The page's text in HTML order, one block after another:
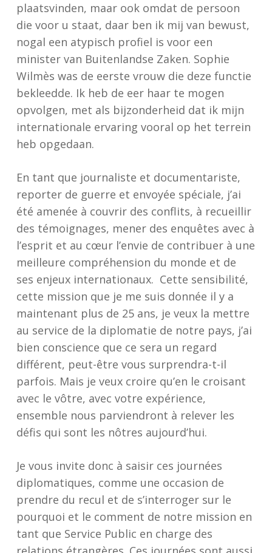
plaatsvinden, maar ook omdat de persoon
die voor u staat, daar ben ik mij van bewust,
nogal een atypisch profiel is voor een
minister van Buitenlandse Zaken. Sophie
Wilmès was de eerste vrouw die deze functie
bekleedde. Ik heb de eer haar te mogen
opvolgen, met als bijzonderheid dat ik mijn
internationale ervaring vooral op het terrein
heb opgedaan.
En tant que journaliste et documentariste,
reporter de guerre et envoyée spéciale, j’ai
été amenée à couvrir des conflits, à recueillir
des témoignages, mener des enquêtes avec à
l’esprit et au cœur l’envie de contribuer à une
meilleure compréhension du monde et de
ses enjeux internationaux. Cette sensibilité,
cette mission que je me suis donnée il y a
maintenant plus de 25 ans, je veux la mettre
au service de la diplomatie de notre pays, j’ai
bien conscience que ce sera un regard
différent, peut-être vous surprendra-t-il
parfois. Mais je veux croire qu’en le croisant
avec le vôtre, avec votre expérience,
ensemble nous parviendront à relever les
défis qui sont les nôtres aujourd’hui.
Je vous invite donc à saisir ces journées
diplomatiques, comme une occasion de
prendre du recul et de s’interroger sur le
pourquoi et le comment de notre mission en
tant que Service Public en charge des